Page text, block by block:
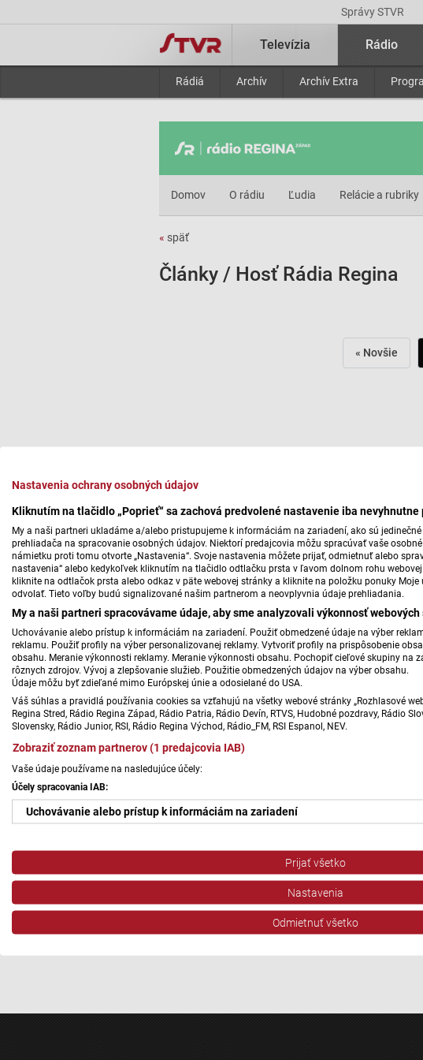
Nastavenia ochrany osobných údajov
Kliknutím na tlačidlo „Poprieť“ sa zachová predvolené nastavenie iba
My a naši partneri ukladáme a/alebo pristupujeme k informáciám na zariadení, ako sú
prehliadača na spracovanie osobných údajov. Niektorí predajcovia môžu spracúvať vaše
námietku proti tomu otvorte „Nastavenia“. Svoje nastavenia môžete prijať, odmietnuť alebo
nastavenia“ alebo kedykoľvek kliknutím na tlačidlo odtlačku prsta v ľavom dolnom rohu
kliknite na odtlačok prsta alebo odkaz v päte webovej stránky a kliknite na položku ponuky
odvolať. Tieto voľby budú signalizované našim partnerom a neovplyvnia údaje prehliadania.
My a naši partneri spracovávame údaje, aby sme analyzovali výkonnosť
Uchovávanie alebo prístup k informáciám na zariadení. Použiť obmedzené údaje na výber
reklamu. Použiť profily na výber personalizovanej reklamy. Vytvoriť profily na prispôsobenie
obsahu. Meranie výkonnosti reklamy. Meranie výkonnosti obsahu. Pochopiť cieľové skupiny na
rôznych zdrojov. Vývoj a zlepšovanie služieb. Použitie obmedzených údajov na výber obsahu.
Údaje môžu byť zdieľané mimo Európskej únie a odosielané do USA.
Váš súhlas a pravidlá používania cookies sa vzťahujú na všetky webové stránky „Rozhlasové
Regina Stred, Rádio Regina Západ, Rádio Patria, Rádio Devín, RTVS, Hudobné pozdravy, Rádio
Slovensky, Rádio Junior, RSI, Rádio Regina Východ, Rádio_FM, RSI Espanol, NEV.
Zobraziť zoznam partnerov (1 predajcovia IAB)
Vaše údaje používame na nasledujúce účely:
Účely spracovania IAB:
Uchovávanie alebo prístup k informáciám na zariadení
Vytvoriť profily pre personalizovanú reklamu
Použiť profily na výber personalizovanej reklamy
Prijať všetko
Nastavenia
Odmietnuť všetko
Správy STVR
Televízia Rádio
Rádiá Archív Archív Extra
Domov O rádiu Ľudia Relácie a rubriky
« späť
Články / Hosť Rádia Regina
« Novšie